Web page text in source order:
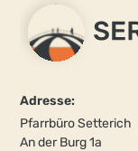
Adresse:
Pfarrbüro Setterich
An der Burg 1a